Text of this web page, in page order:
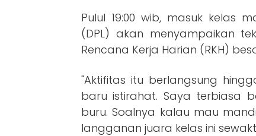
Pulul 19:00 wib, masuk kelas
(DPL) akan menyampaikan
Rencana Kerja Harian (RKH)
"Aktifitas itu berlangsung
baru istirahat. Saya terbiasa
buru. Soalnya kalau mau
langganan juara kelas ini